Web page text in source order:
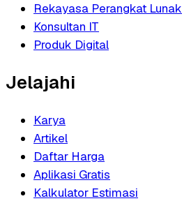
Rekayasa Perangkat Lunak
Konsultan IT
Produk Digital
Jelajahi
Karya
Artikel
Daftar Harga
Aplikasi Gratis
Kalkulator Estimasi